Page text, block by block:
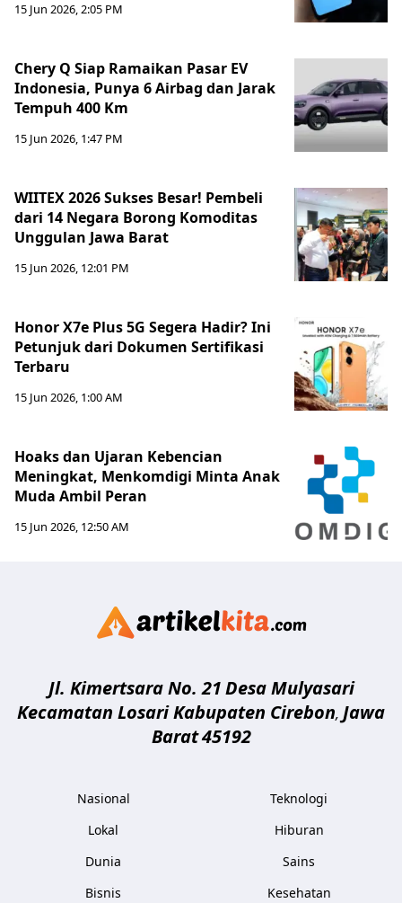
15 Jun 2026, 2:05 PM
Chery Q Siap Ramaikan Pasar EV
Indonesia, Punya 6 Airbag dan Jarak
Tempuh 400 Km
15 Jun 2026, 1:47 PM
WIITEX 2026 Sukses Besar! Pembeli
dari 14 Negara Borong Komoditas
Unggulan Jawa Barat
15 Jun 2026, 12:01 PM
Honor X7e Plus 5G Segera Hadir? Ini
Petunjuk dari Dokumen Sertifikasi
Terbaru
15 Jun 2026, 1:00 AM
Hoaks dan Ujaran Kebencian
Meningkat, Menkomdigi Minta Anak
Muda Ambil Peran
15 Jun 2026, 12:50 AM
Jl. Kimertsara No. 21Desa Mulyasari
Kecamatan Losari Kabupaten Cirebon, Jawa
Barat45192
Nasional
Lokal
Dunia
Bisnis
Teknologi
Hiburan
Sains
Kesehatan